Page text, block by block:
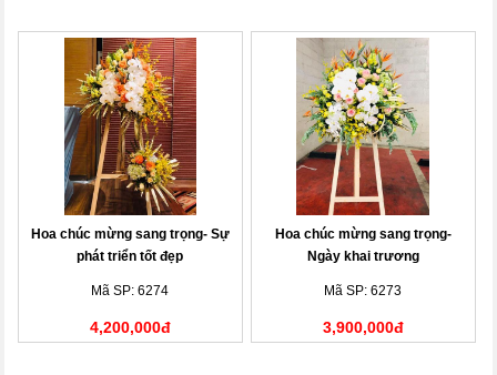
Hoa chúc mừng sang trọng- Sự
phát triển tốt đẹp
Mã SP: 6274
4,200,000đ
Hoa chúc mừng sang trọng-
Ngày khai trương
Mã SP: 6273
3,900,000đ